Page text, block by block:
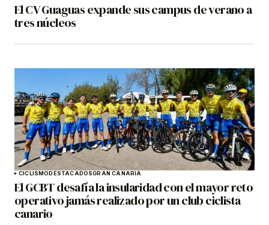
El CV Guaguas expande sus campus de verano a
tres núcleos
CICLISMODESTACADOSGRAN CANARIA
El GCBT desafía la insularidad con el mayor reto
operativo jamás realizado por un club ciclista
canario